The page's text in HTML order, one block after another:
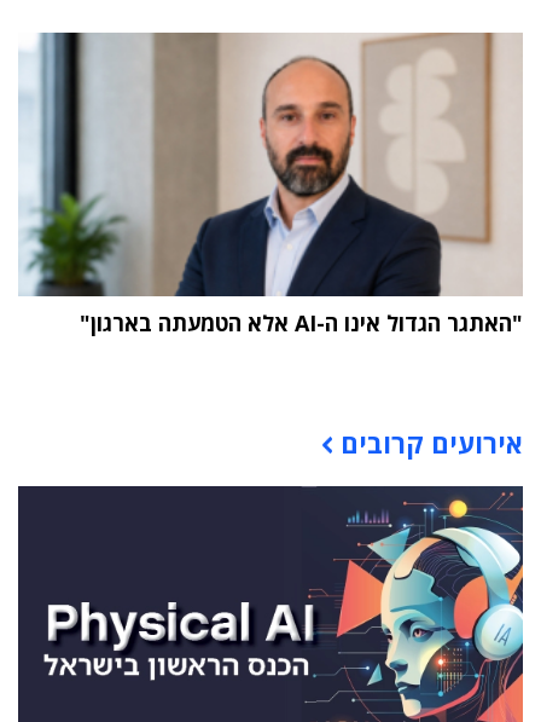
"האתגר הגדול אינו ה-AI אלא הטמעתה בארגון"
אירועים קרובים